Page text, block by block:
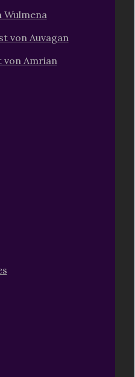
Wulmena
von Auvagan
von Amrian